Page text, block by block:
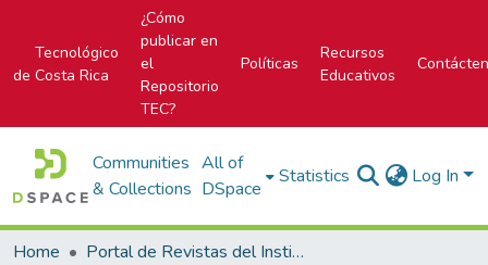
Tecnológico
de Costa Rica
¿Cómo
publicar en
el
Repositorio
TEC?
Políticas
Recursos
Educativos
Communities
& Collections
All of
DSpace
Statistics Log In
Home
Portal de Revistas del Instituto Tecnológico de Costa Rica